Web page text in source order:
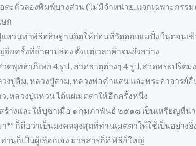
ตะกั่วลองพิมพ์บางส่วน (ไม่มีจำหน่าย..แจกเฉพาะกรรม
ก
แหวนทำพิธีอธิษฐานจิตให้ก่อนที่วัดดอยแม่ปั๋ง ในตอนเช้
อีกครั้งที่ถ้ำผาปล่อง ตั้งแต่เวลาค่ำจนถึงสว่าง
ดพุทธาภิเษก 4 รูป , สวดธาตุต่างๆ 4 รูป, สวดพระปริตม
วงปู่สิม, หลวงปู่สาม, หลวงพ่อคำแสน และพระอาจาร
, หลวงปู่แหวน ได้แผ่เมตตาให้อีกครั้งหนึ่ง
ร้างและให้บูชาเมื่อ ๑ กุมภาพันธ์ ๒๕๑๘ เป็นเหรียญที่
า** ก็ถือว่าเป็นมงคลสูงสุดที่ท่านเมตตาให้ใช้เป็นอย่า
านก็เป็นผู้เลือกเอง มวลสารก็ดี พิธีก็ใหญ่